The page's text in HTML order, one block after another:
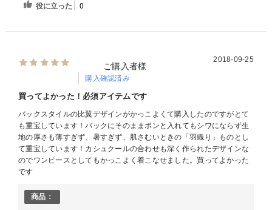
役に立った 0
ご購入者様
購入確認済み
2018-09-25
買ってよかった！必須アイテムです
バックスタイルの比翼デザインがかっこよくて購入したのですがとて
も重宝しています！バックにそのままポンと入れてもシワにならず生
地の厚さも薄すぎず、暑すぎず、肌さむいときの「羽織り」ものとし
て重宝しています！カシュクールの合わせも深く作られたデザインな
のでワンピースとしてもかっこよく着こなせました。買ってよかった
です
商品：